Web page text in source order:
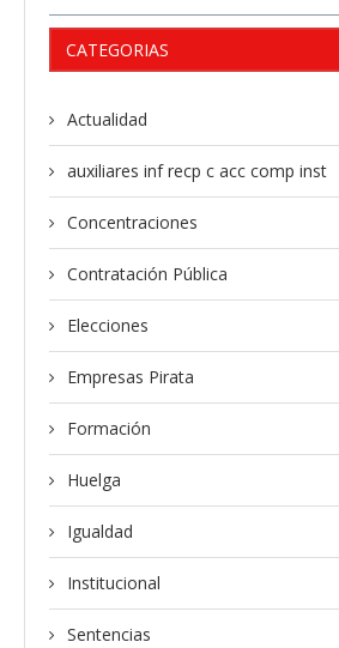
CATEGORIAS
Actualidad
auxiliares inf recp c acc comp inst
Concentraciones
Contratación Pública
Elecciones
Empresas Pirata
Formación
Huelga
Igualdad
Institucional
Sentencias